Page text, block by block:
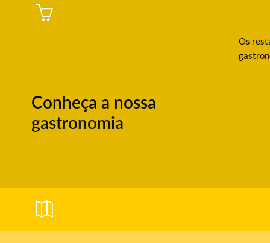
Conheça a nossa
gastronomia
Os